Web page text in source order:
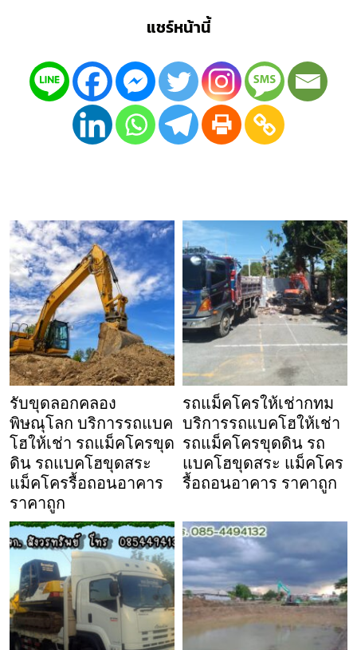
แชร์หน้านี้
รับขุดลอกคลอง
พิษณุโลก บริการรถแบค
โฮให้เช่า รถแม็คโครขุด
ดิน รถแบคโฮขุดสระ
แม็คโครรื้อถอนอาคาร
ราคาถูก
รถแม็คโครให้เช่ากทม
บริการรถแบคโฮให้เช่า
รถแม็คโครขุดดิน รถ
แบคโฮขุดสระ แม็คโคร
รื้อถอนอาคาร ราคาถูก